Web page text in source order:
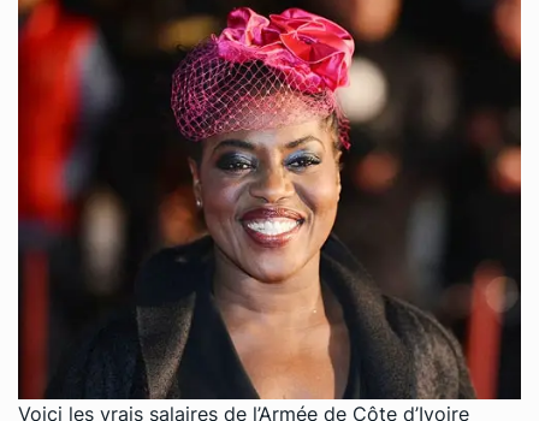
Voici les vrais salaires de l’Armée de Côte d’Ivoire